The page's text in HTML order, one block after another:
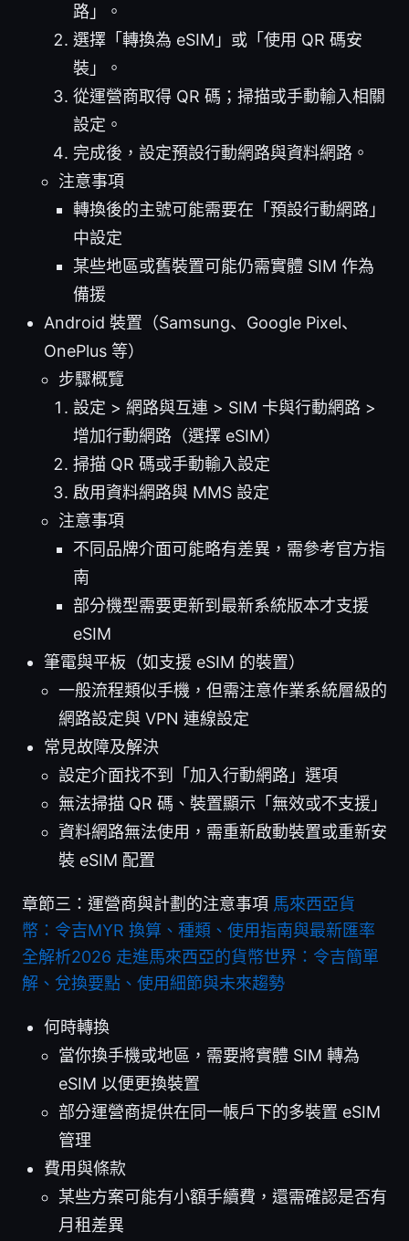
路」。
選擇「轉換為 eSIM」或「使用 QR 碼安
裝」。
從運營商取得 QR 碼；掃描或手動輸入相關
設定。
完成後，設定預設行動網路與資料網路。
注意事項
轉換後的主號可能需要在「預設行動網路」
中設定
某些地區或舊裝置可能仍需實體 SIM 作為
備援
Android 裝置（Samsung、Google Pixel、
OnePlus 等）
步驟概覽
設定 > 網路與互連 > SIM 卡與行動網路 >
增加行動網路（選擇 eSIM）
掃描 QR 碼或手動輸入設定
啟用資料網路與 MMS 設定
注意事項
不同品牌介面可能略有差異，需參考官方指
南
部分機型需要更新到最新系統版本才支援
eSIM
筆電與平板（如支援 eSIM 的裝置）
一般流程類似手機，但需注意作業系統層級的
網路設定與 VPN 連線設定
常見故障及解決
設定介面找不到「加入行動網路」選項
無法掃描 QR 碼、裝置顯示「無效或不支援」
資料網路無法使用，需重新啟動裝置或重新安
裝 eSIM 配置
章節三：運營商與計劃的注意事項 馬來西亞貨
幣：令吉MYR 換算、種類、使用指南與最新匯率
全解析2026 走進馬來西亞的貨幣世界：令吉簡單
解、兌換要點、使用細節與未來趨勢
何時轉換
當你換手機或地區，需要將實體 SIM 轉為
eSIM 以便更換裝置
部分運營商提供在同一帳戶下的多裝置 eSIM
管理
費用與條款
某些方案可能有小額手續費，還需確認是否有
月租差異